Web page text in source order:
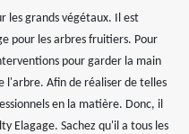
les grands végétaux. Il est
pour les arbres fruitiers. Pour
pour garder la main
l'arbre. Afin de réaliser de telles
en la matière. Donc, il
Elagage. Sachez qu'il a tous les